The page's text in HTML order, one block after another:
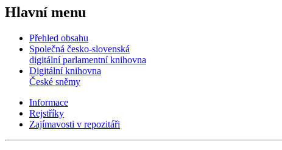
Hlavní menu
Přehled obsahu
Společná česko-slovenská
digitální parlamentní knihovna
Digitální knihovna
České sněmy
Informace
Rejstříky
Zajímavosti v repozitáři